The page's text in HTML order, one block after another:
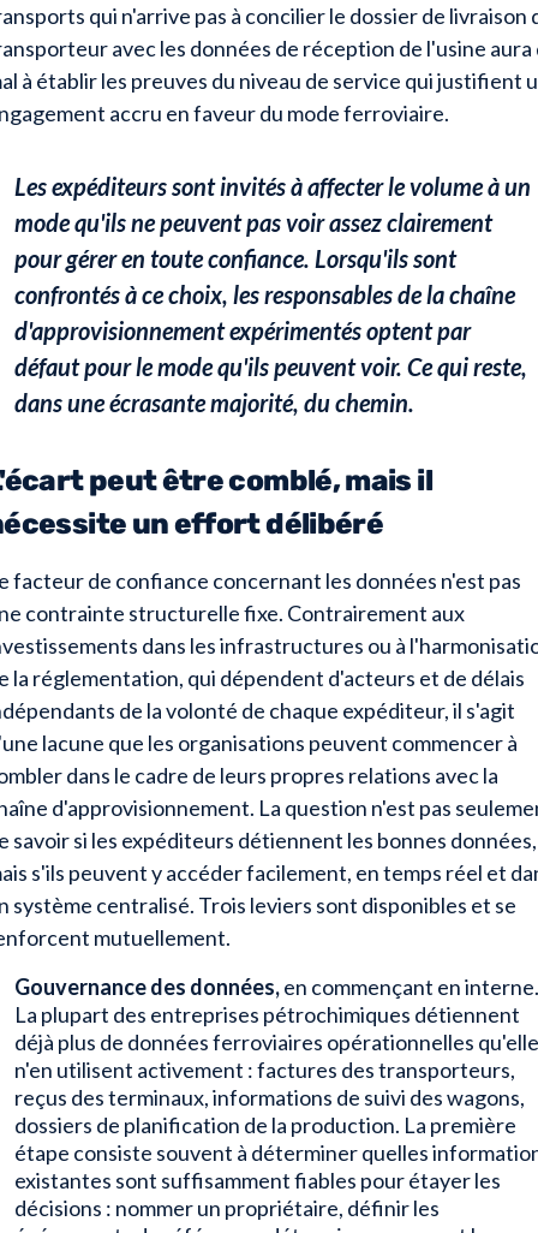
qui n'arrive pas à concilier le dossier de livraison
avec les données de réception de l'usine aura
à établir les preuves du niveau de service qui justifient
accru en faveur du mode ferroviaire.
Les expéditeurs sont invités à affecter le volume à un
mode qu'ils ne peuvent pas voir assez clairement
pour gérer en toute confiance. Lorsqu'ils sont
confrontés à ce choix, les responsables de la chaîne
d'approvisionnement expérimentés optent par
défaut pour le mode qu'ils peuvent voir. Ce qui reste,
dans une écrasante majorité, du chemin.
peut être comblé, mais il
un effort délibéré
facteur de confiance concernant les données n'est pas
contrainte structurelle fixe. Contrairement aux
dans les infrastructures ou à
la réglementation, qui dépendent d'acteurs et de délais
de la volonté de chaque expéditeur, il s'agit
lacune que les organisations peuvent commencer à
dans le cadre de leurs propres relations avec la
d'approvisionnement. La question n'est pas
savoir si les expéditeurs détiennent les bonnes données,
s'ils peuvent y accéder facilement, en temps réel et
système centralisé. Trois leviers sont disponibles et se
mutuellement.
Gouvernance des données,en commençant en interne.
La plupart des entreprises pétrochimiques détiennent
déjà plus de données ferroviaires opérationnelles
n'en utilisent activement : factures des transporteurs,
reçus des terminaux, informations de suivi des wagons,
dossiers de planification de la production. La première
étape consiste souvent à déterminer quelles
existantes sont suffisamment fiables pour étayer les
décisions : nommer un propriétaire, définir les